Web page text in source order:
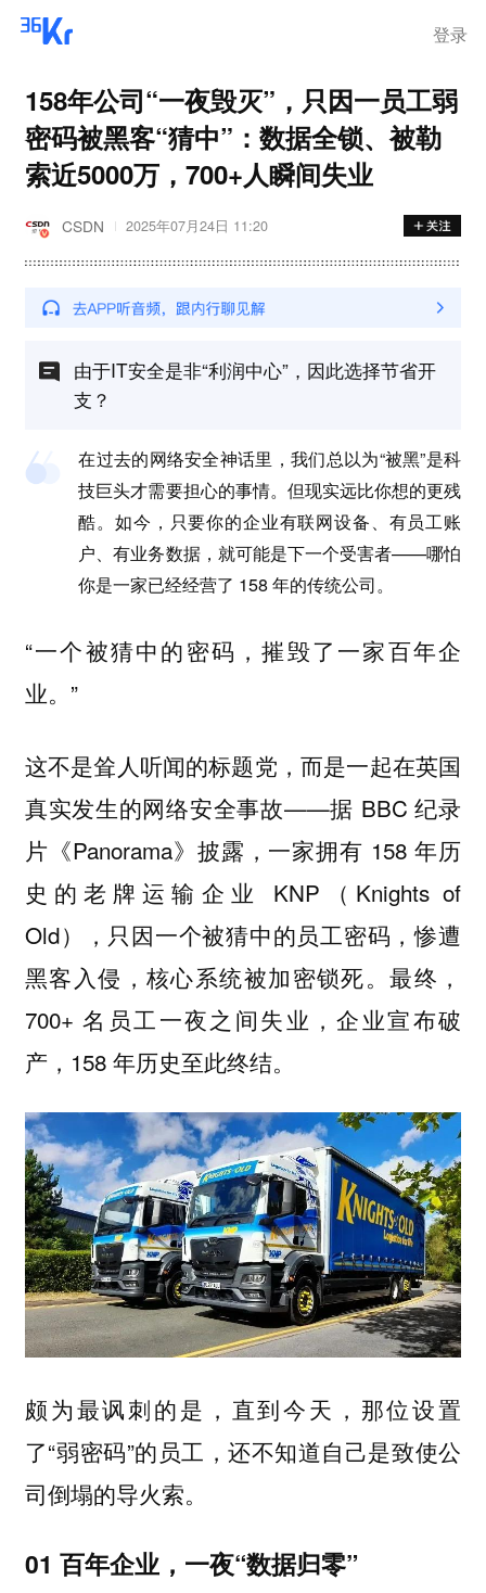
登录
158年公司“一夜毁灭”，只因一员工弱
密码被黑客“猜中”：数据全锁、被勒
索近5000万，700+人瞬间失业
CSDN 2025年07月24日 11:20
由于IT安全是非“利润中心”，因此选择节省开
支？
在过去的网络安全神话里，我们总以为“被黑”是科
技巨头才需要担心的事情。但现实远比你想的更残
酷。如今，只要你的企业有联网设备、有员工账
户、有业务数据，就可能是下一个受害者——哪怕
你是一家已经经营了 158 年的传统公司。
“一个被猜中的密码，摧毁了一家百年企
业。”
这不是耸人听闻的标题党，而是一起在英国
真实发生的网络安全事故——据 BBC 纪录
片《Panorama》披露，一家拥有 158 年历
史的老牌运输企业 KNP（Knights of
Old），只因一个被猜中的员工密码，惨遭
黑客入侵，核心系统被加密锁死。最终，
700+ 名员工一夜之间失业，企业宣布破
产，158 年历史至此终结。
颇为最讽刺的是，直到今天，那位设置
了“弱密码”的员工，还不知道自己是致使公
司倒塌的导火索。
01 百年企业，一夜“数据归零”